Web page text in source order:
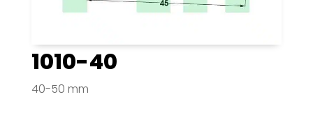
1010-40
40-50 mm